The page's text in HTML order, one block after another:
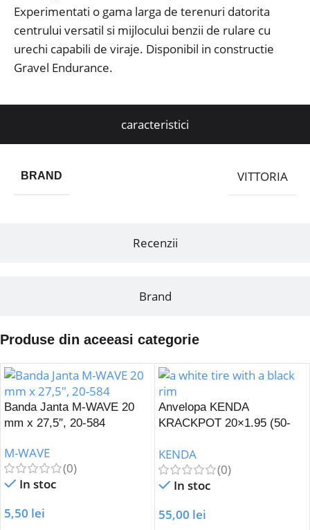
Experimentati o gama larga de terenuri datorita
centrului versatil si mijlocului benzii de rulare cu
urechi capabili de viraje. Disponibil in constructie
Gravel Endurance.
caracteristici
Recenzii
Brand
BRAND VITTORIA
Produse din aceeasi categorie
Banda Janta M-WAVE 20
mm x 27,5″, 20-584
M-WAVE
(0)
In stoc
5,50 lei
Anvelopa KENDA
KRACKPOT 20×1.95 (50-
KENDA
(0)
In stoc
55,00 lei